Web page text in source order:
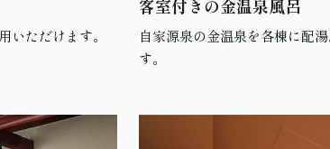
いただけます。
客室付きの金温泉風呂
自家源泉の金温泉を各棟に配
す。